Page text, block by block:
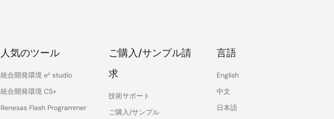
人気のツール
統合開発環境 e² studio
統合開発環境 CS+
Renesas Flash Programmer
ご購入/サンプル請
求
技術サポート
ご購入/サンプル
言語
English
中文
日本語